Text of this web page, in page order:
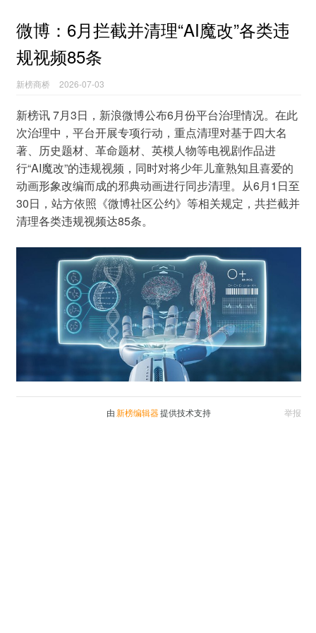
微博：6月拦截并清理“AI魔改”各类违
规视频85条
新榜商桥 2026-07-03
新榜讯 7月3日，新浪微博公布6月份平台治理情况。在此
次治理中，平台开展专项行动，重点清理对基于四大名
著、历史题材、革命题材、英模人物等电视剧作品进
行“AI魔改”的违规视频，同时对将少年儿童熟知且喜爱的
动画形象改编而成的邪典动画进行同步清理。从6月1日至
30日，站方依照《微博社区公约》等相关规定，共拦截并
清理各类违规视频达85条。
由新榜编辑器提供技术支持 举报